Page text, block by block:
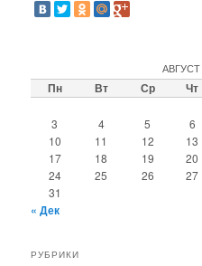
АВГУСТ
Пн Вт Ср Чт
3
4 5 6
10
11 12 13
17
18 19 20
24
25 26 27
31
« Дек
РУБРИКИ